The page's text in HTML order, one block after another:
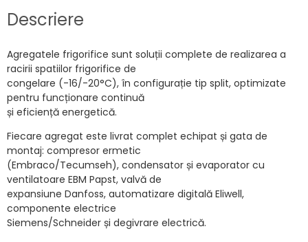
Descriere
Agregatele frigorifice sunt soluții complete de realizarea a
racirii spatiilor frigorifice de
congelare (-16/-20°C), în configurație tip split, optimizate
pentru funcționare continuă
și eficiență energetică.
Fiecare agregat este livrat complet echipat și gata de
montaj: compresor ermetic
(Embraco/Tecumseh), condensator și evaporator cu
ventilatoare EBM Papst, valvă de
expansiune Danfoss, automatizare digitală Eliwell,
componente electrice
Siemens/Schneider și degivrare electrică.